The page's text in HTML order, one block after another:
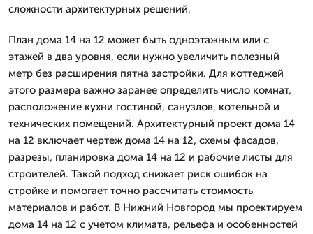
сложности архитектурных решений.
План дома 14 на 12 может быть одноэтажным или с
этажей в два уровня, если нужно увеличить полезный
метр без расширения пятна застройки. Для коттеджей
этого размера важно заранее определить число комнат,
расположение кухни гостиной, санузлов, котельной и
технических помещений. Архитектурный проект дома 14
на 12 включает чертеж дома 14 на 12, схемы фасадов,
разрезы, планировка дома 14 на 12 и рабочие листы для
строителей. Такой подход снижает риск ошибок на
стройке и помогает точно рассчитать стоимость
материалов и работ. В Нижний Новгород мы проектируем
дома 14 на 12 с учетом климата, рельефа и особенностей